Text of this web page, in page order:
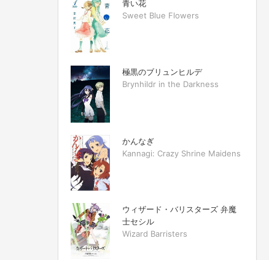
青い花
Sweet Blue Flowers
極黒のブリュンヒルデ
Brynhildr in the Darkness
かんなぎ
Kannagi: Crazy Shrine Maidens
ウィザード・バリスターズ 弁魔
士セシル
Wizard Barristers